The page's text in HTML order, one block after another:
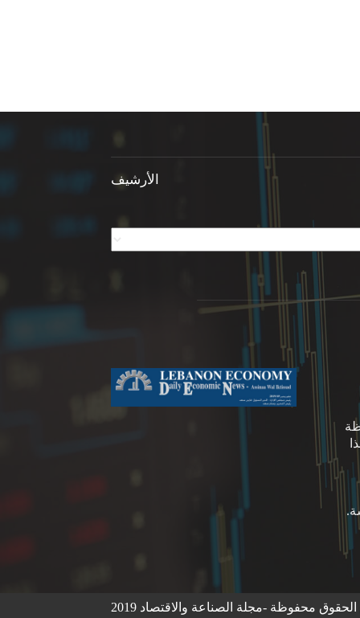
الأرشيف
محفوظة -مجلة الصناعة والاقتصاد 2019